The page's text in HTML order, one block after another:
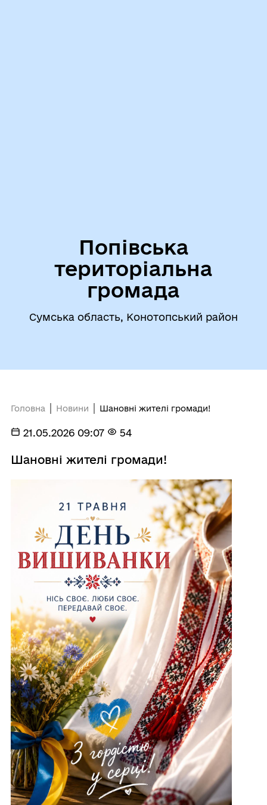
Попівська
територіальна
громада
Сумська область, Конотопський район
Головна Новини Шановні жителі громади!
21.05.2026 09:07 54
Шановні жителі громади!